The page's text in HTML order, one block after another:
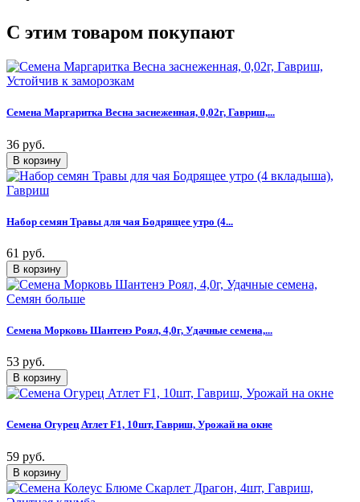
C этим товаром покупают
Семена Маргаритка Весна заснеженная, 0,02г, Гавриш,...
36 руб.
Набор семян Травы для чая Бодрящее утро (4...
61 руб.
Семена Морковь Шантенэ Роял, 4,0г, Удачные семена,...
53 руб.
Семена Огурец Атлет F1, 10шт, Гавриш, Урожай на окне
59 руб.